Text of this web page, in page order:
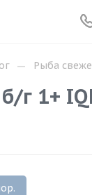
— Рыба
г 1+